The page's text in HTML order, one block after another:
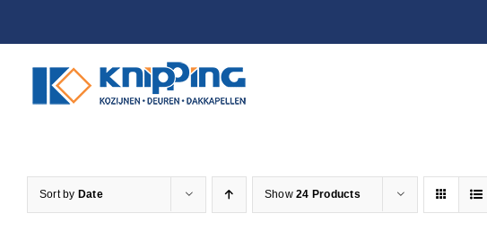
content
Sort by Date Show24 Products